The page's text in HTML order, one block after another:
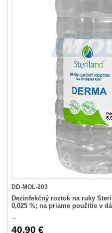
DD-MOL-203
Dezinfekčný roztok na ruky
0,025 %; na priame použitie v
...
40,90 €